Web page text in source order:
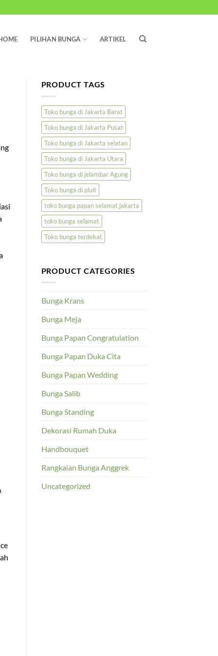
PILIHAN BUNGA ARTIKEL
PRODUCT TAGS
Toko bunga di Jakarta Barat
Toko bunga di Jakarta Pusat
Toko bunga di Jakarta selatan
Toko bunga di Jakarta Utara
Toko bunga di jelambar Agung
Toko bunga di pluit
toko bunga papan selamat jakarta
toko bunga selamat
Toko bunga terdekat
PRODUCT CATEGORIES
Bunga Krans
Bunga Meja
Bunga Papan Congratulation
Bunga Papan Duka Cita
Bunga Papan Wedding
Bunga Salib
Bunga Standing
Dekorasi Rumah Duka
Handbouquet
Rangkaian Bunga Anggrek
Uncategorized